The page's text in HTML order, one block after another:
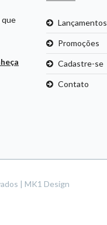
que
Lançamentos
Promoções
Cadastre-se
Contato
| MK1 Design